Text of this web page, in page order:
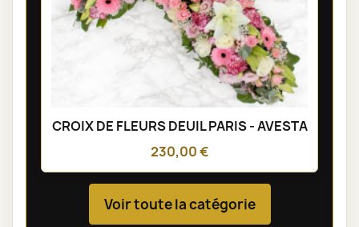
CROIX DE FLEURS DEUIL PARIS - AVESTA
230,00 €
Voir toute la catégorie